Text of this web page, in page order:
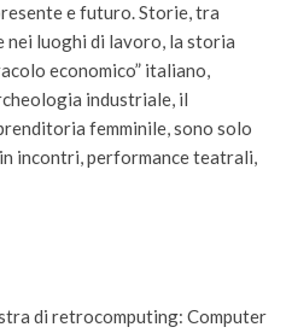
e futuro. Storie, tra
nei luoghi di lavoro, la storia
economico” italiano,
industriale, il
femminile, sono solo
incontri, performance teatrali,
di retrocomputing: Computer